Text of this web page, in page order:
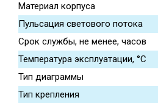
Материал корпуса
Пульсация светового потока
Срок службы, не менее, часов
Температура эксплуатации, °С
Тип диаграммы
Тип крепления